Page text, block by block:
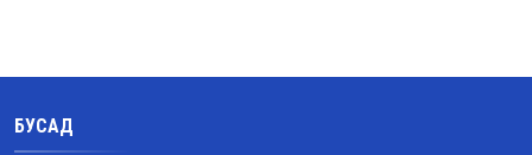
БУСАД